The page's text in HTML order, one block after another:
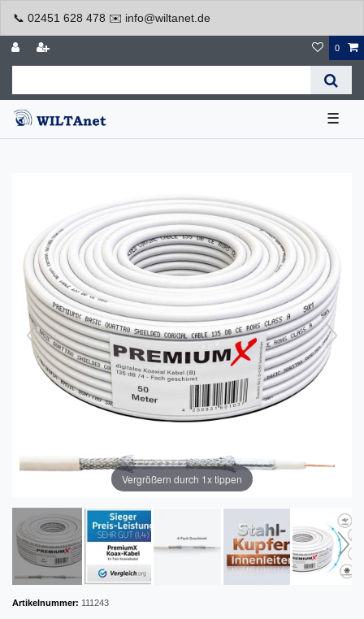
📞 02451 628 478 ✉️ info@wiltanet.de
0
☰
Vergrößern durch 1x tippen
Artikelnummer: 111243